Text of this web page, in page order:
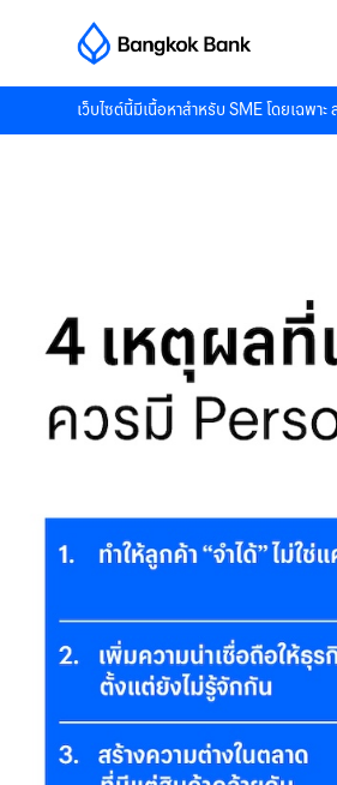
เว็บไซต์นี้มีเนื้อหาสำหรับ SME โดยเฉพา